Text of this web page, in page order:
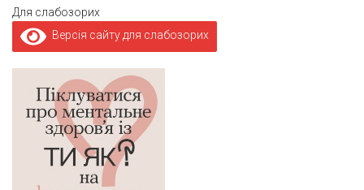
Для слабозорих
Версія сайту для слабозорих